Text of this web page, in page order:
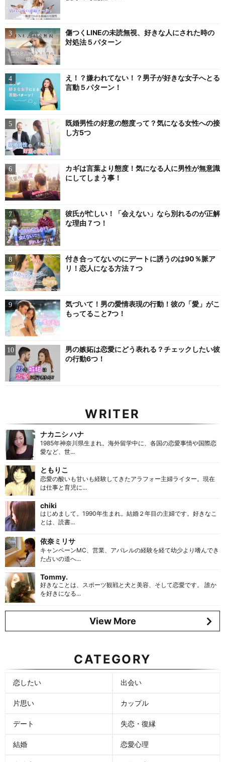
傷つくLINEの未読無視、好きな人にされた時の
対処法５パターン
え！？嫌われてない！？男子が好きな女子へとる
言動５パターン！
既婚男性の好意の態度って？気になる女性への接
し方5つ
カギは言葉より態度！気になる人に男性が無意識
にしてしまう事！
彼氏が忙しい！「会えない」なら別れるのが正解
な理由７つ！
付き合ってないのにデートに誘うのは90％脈ア
リ！恋人になる方法７つ
気づいて！男の愛情表現の行動！彼の「愛」がこ
もってること7つ！
男の嫉妬は恋愛にどう表れる？チェックしたい彼
の行動6つ！
WRITER
ナカニシ ハナ
1985年神奈川県生まれ。海外留学中に、各国の恋愛事情や国際恋
愛など、世...
ともりこ
恋愛の酸いも甘いも経験してきたアラフォー主婦ライター。現在
は仕事と育児に...
chiki
はじめまして。1990年生まれ。結婚２年目の主婦です。好きなこ
とは、読書...
依奈ミリサ
キャンペーンMC、営業、アパレルの経験を経て幼少より嗜んでき
た占いの道へ...
Tommy.
好きなことは、スポーツ観戦と犬と美容、そして恋愛です。 誰か
を好きになる...
View More
CATEGORY
恋したい 出会い
片思い カップル
デート 失恋・復縁
結婚 恋愛心理